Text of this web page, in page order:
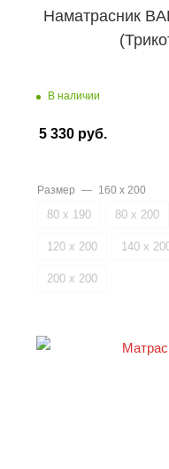
Наматрасник
В наличии
5 330 руб.
Размер — 160 х 200
80 х 190 80 х 200
120 х 200 140 х
200 х 200